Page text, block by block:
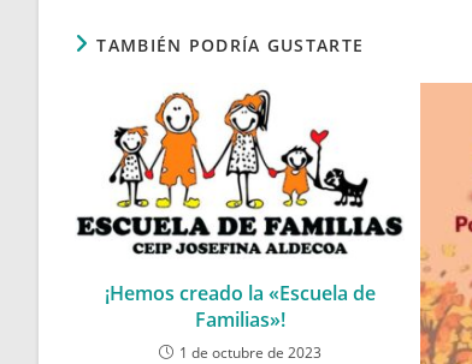
TAMBIÉN PODRÍA GUSTARTE
¡Hemos creado la «Escuela de
Familias»!
1 de octubre de 2023